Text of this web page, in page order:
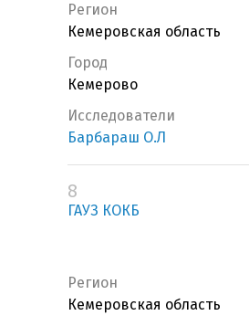
Регион
Кемеровская область
Город
Кемерово
Исследователи
Барбараш О.Л
8
ГАУЗ КОКБ
Регион
Кемеровская область